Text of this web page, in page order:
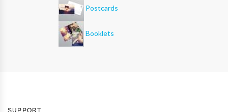
Postcards
Booklets